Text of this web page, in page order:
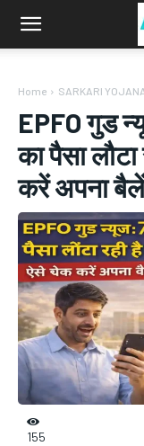
Home SARKARI
EPFO गुड
का पैसा
करें अपना
155